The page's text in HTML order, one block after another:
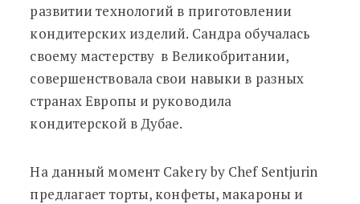
развитии технологий в приготовлении
кондитерских изделий. Сандра обучалась
своему мастерству в Великобритании,
совершенствовала свои навыки в разных
странах Европы и руководила
кондитерской в Дубае.
На данный момент Cakery by Chef Sentjurin
предлагает торты, конфеты, макароны и